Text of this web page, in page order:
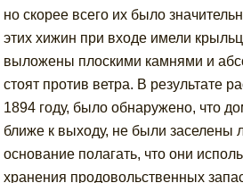
но скорее всего их было
этих хижин при входе имели
выложены плоскими камнями и
стоят против ветра. В результате
1894 году, было обнаружено, что
ближе к выходу, не были заселены
основание полагать, что они
хранения продовольственных